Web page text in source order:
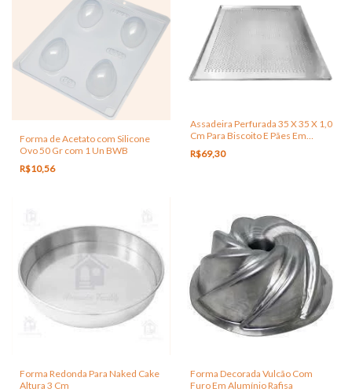
Forma de Acetato com Silicone
Ovo 50 Gr com 1 Un BWB
R$10,56
Assadeira Perfurada 35 X 35 X 1,0
Cm Para Biscoito E Pães Em
Alumínio
R$69,30
Forma Redonda Para Naked Cake
Altura 3 Cm
Forma Decorada Vulcão Com
Furo Em Alumínio Rafisa